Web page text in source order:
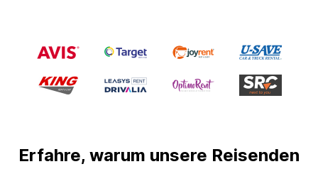
Erfahre, warum unsere Reisenden